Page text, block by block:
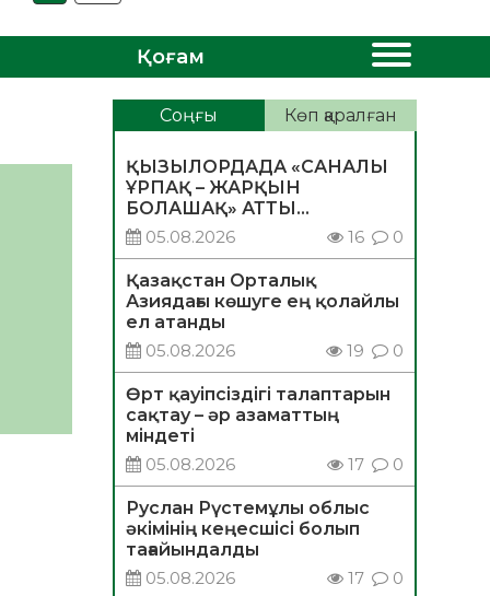
Қоғам
Соңғы Көп қаралған
ҚЫЗЫЛОРДАДА «САНАЛЫ
ҰРПАҚ – ЖАРҚЫН
БОЛАШАҚ» АТТЫ
КЕҢЕЙТІЛГЕН МӘЖІЛІС
ӨТТІ
05.08.2026 16 0
Қазақстан Орталық
Азиядағы көшуге ең қолайлы
ел атанды
05.08.2026
19 0
Өрт қауіпсіздігі талаптарын
сақтау – әр азаматтың
міндеті
05.08.2026
17 0
Руслан Рүстемұлы облыс
әкімінің кеңесшісі болып
тағайындалды
05.08.2026
17 0